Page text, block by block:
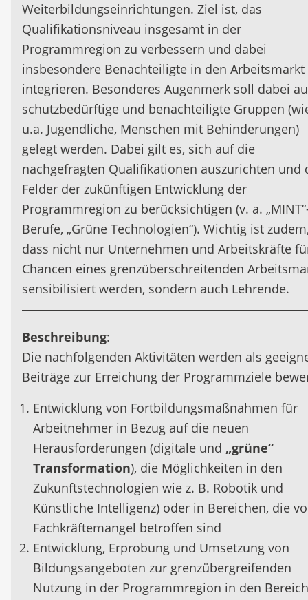
Weiterbildungseinrichtungen. Ziel ist, das
Qualifikationsniveau insgesamt in der
Programmregion zu verbessern und dabei
insbesondere Benachteiligte in den Arbeitsmarkt
integrieren. Besonderes Augenmerk soll dabei
schutzbedürftige und benachteiligte Gruppen
u.a. Jugendliche, Menschen mit Behinderungen)
gelegt werden. Dabei gilt es, sich auf die
nachgefragten Qualifikationen auszurichten und
Felder der zukünftigen Entwicklung der
Programmregion zu berücksichtigen (v. a.
Berufe, „Grüne Technologien“). Wichtig ist
dass nicht nur Unternehmen und Arbeitskräfte
Chancen eines grenzüberschreitenden
sensibilisiert werden, sondern auch Lehrende.
Beschreibung:
Die nachfolgenden Aktivitäten werden als
Beiträge zur Erreichung der Programmziele
Entwicklung von Fortbildungsmaßnahmen für
Arbeitnehmer in Bezug auf die neuen
Herausforderungen (digitale und „grüne“
Transformation), die Möglichkeiten in den
Zukunftstechnologien wie z. B. Robotik und
Künstliche Intelligenz) oder in Bereichen, die
Fachkräftemangel betroffen sind
Entwicklung, Erprobung und Umsetzung von
Bildungsangeboten zur grenzübergreifenden
Nutzung in der Programmregion in den